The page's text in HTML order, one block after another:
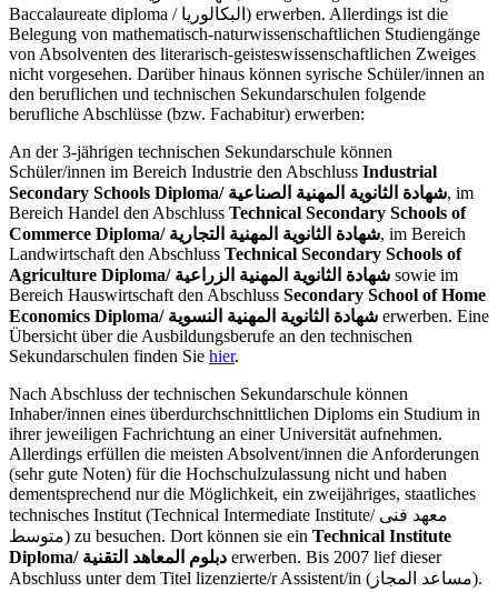
Baccalaureate diploma / البكالوريا) erwerben. Allerdings ist die
Belegung von mathematisch-naturwissenschaftlichen Studiengänge
von Absolventen des literarisch-geisteswissenschaftlichen Zweiges
nicht vorgesehen. Darüber hinaus können syrische Schüler/innen an
den beruflichen und technischen Sekundarschulen folgende
berufliche Abschlüsse (bzw. Fachabitur) erwerben:
An der 3-jährigen technischen Sekundarschule können
Schüler/innen im Bereich Industrie den Abschluss Industrial
Secondary Schools Diploma/ شهادة الثانوية المهنية الصناعية, im
Bereich Handel den Abschluss Technical Secondary Schools of
Commerce Diploma/ شهادة الثانوية المهنية التجارية, im Bereich
Landwirtschaft den Abschluss Technical Secondary Schools of
Agriculture Diploma/ شهادة الثانوية المهنية الزراعية sowie im
Bereich Hauswirtschaft den Abschluss Secondary School of Home
Economics Diploma/ شهادة الثانوية المهنية النسوية erwerben. Eine
Übersicht über die Ausbildungsberufe an den technischen
Sekundarschulen finden Sie hier.
Nach Abschluss der technischen Sekundarschule können
Inhaber/innen eines überdurchschnittlichen Diploms ein Studium in
ihrer jeweiligen Fachrichtung an einer Universität aufnehmen.
Allerdings erfüllen die meisten Absolvent/innen die Anforderungen
(sehr gute Noten) für die Hochschulzulassung nicht und haben
dementsprechend nur die Möglichkeit, ein zweijähriges, staatliches
technisches Institut (Technical Intermediate Institute/ معهد فنى
متوسط) zu besuchen. Dort können sie ein Technical Institute
erwerben. Bis 2007 lief dieser
Abschluss unter dem Titel lizenzierte/r Assistent/in (مساعد المجاز).